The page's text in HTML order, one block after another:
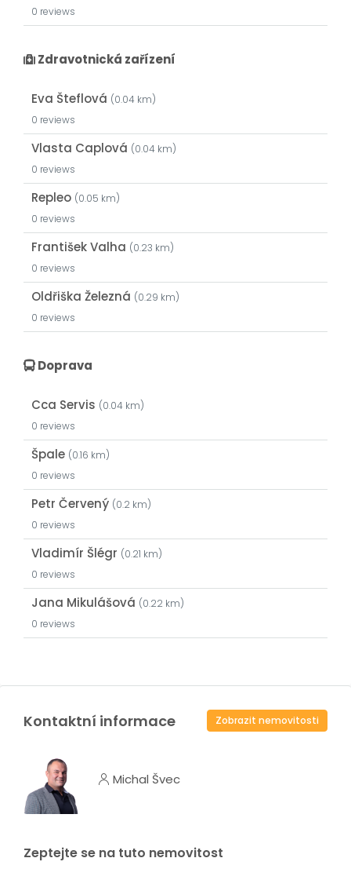
0 reviews
Zdravotnická zařízení
Eva Šteflová (0.04 km)
0 reviews
Vlasta Caplová (0.04 km)
0 reviews
Repleo (0.05 km)
0 reviews
František Valha (0.23 km)
0 reviews
Oldřiška Železná (0.29 km)
0 reviews
Doprava
Cca Servis (0.04 km)
0 reviews
Špale (0.16 km)
0 reviews
Petr Červený (0.2 km)
0 reviews
Vladimír Šlégr (0.21 km)
0 reviews
Jana Mikulášová (0.22 km)
0 reviews
Kontaktní informace Zobrazit nemovitosti
Michal Švec
Zeptejte se na tuto nemovitost